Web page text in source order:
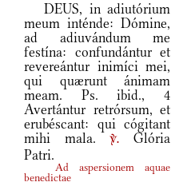
DEUS, in adiutórium
meum inténde: Dómine,
ad adiuvándum me
festína: confundántur et
revereántur inimíci mei,
qui quærunt ánimam
meam. Ps. ibid., 4
Avertántur retrórsum, et
erubéscant: qui cógitant
mihi mala.v.
Glória
Patri.
Ad aspersionem aquae
benedictae